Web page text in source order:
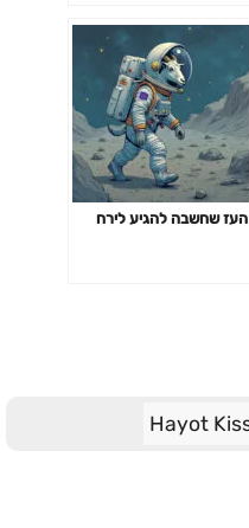
העז שחשבה להגיע לירח